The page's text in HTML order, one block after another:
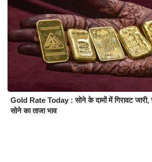
Gold Rate Today : सोने के दामों में गिरावट
सोने का ताजा भाव